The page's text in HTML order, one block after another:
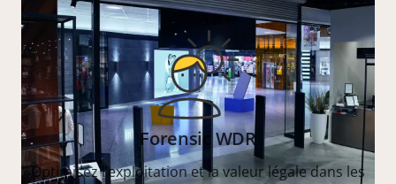
Forensic WDR
Optimisez l’exploitation et la valeur légale dans les